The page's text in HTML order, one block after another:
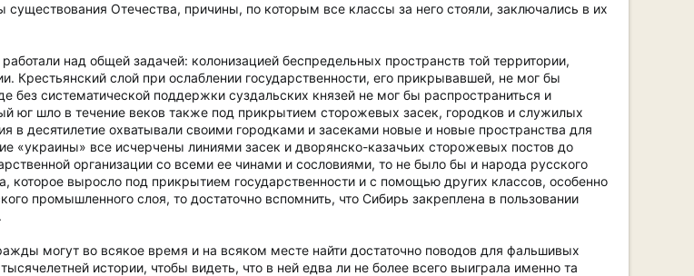
Отечества, причины, по которым все классы за него стояли, заключались в их
над общей задачей: колонизацией беспредельных пространств той территории,
Крестьянский слой при ослаблении государственности, его прикрывавшей, не мог бы
без систематической поддержки суздальских князей не мог бы распространиться и
юг шло в течение веков также под прикрытием сторожевых засек, городков и служилых
в десятилетие охватывали своими городками и засеками новые и новые пространства для
«украины» все исчерчены линиями засек и дворянско-казачьих сторожевых постов до
организации со всеми ее чинами и сословиями, то не было бы и народа русского
которое выросло под прикрытием государственности и с помощью других классов, особенно
промышленного слоя, то достаточно вспомнить, что Сибирь закреплена в пользовании
могут во всякое время и на всяком месте найти достаточно поводов для фальшивых
истории, чтобы видеть, что в ней едва ли не более всего выиграла именно та